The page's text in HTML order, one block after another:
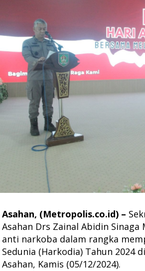
Asahan, (Metropolis.co.id) –
Asahan Drs Zainal Abidin
anti narkoba dalam rangka
Sedunia (Harkodia) Tahun 2024
Asahan, Kamis (05/12/2024).